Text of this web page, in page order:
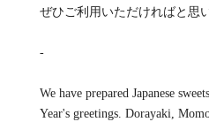
ぜひご利用いただければと思
-
We have prepared Japanese
Year's greetings. Dorayaki,